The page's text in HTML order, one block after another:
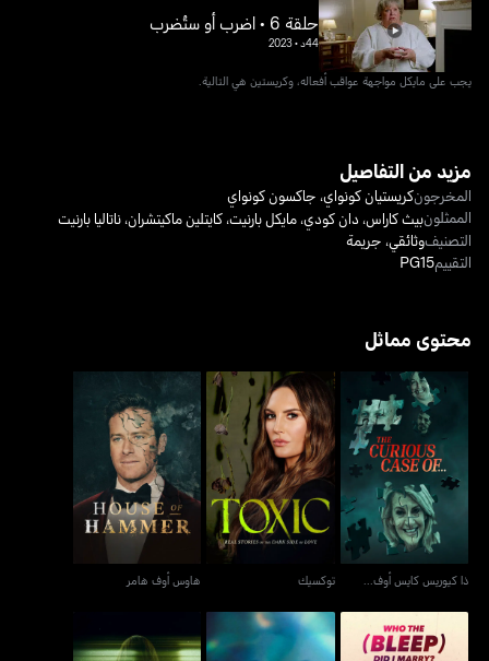
حلقة 6 • اضرب أو ستُضرب
44د •
2023
يجب على مايكل مواجهة عواقب أفعاله، وكريستين هي التالية.
مزيد من التفاصيل
المخرجونكريستيان كونواي، جاكسون كونواي
الممثلونبيث كاراس، دان كودي،مايكل بارنيت،كايتلين ماكيتشران،ناتاليا بارنيت
التصنيفوثائقي، جريمة
التقييمPG15
محتوى مماثل
ذا كيوريس كايس أوف...
ذا كيوريس كايس أوف...
توكسيك
توكسيك
هاوس أوف هامر
هاوس أوف هامر